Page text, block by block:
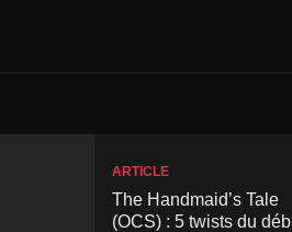
ARTICLE
The Handmaid’s Tale
(OCS) : 5 twists du